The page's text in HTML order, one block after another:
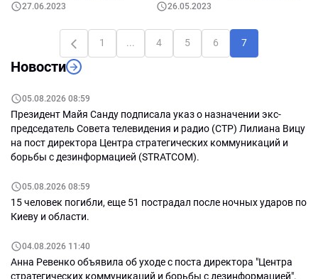
Лукашенко. Версия
Вагнеровцев. Ситуация на
фронте.
27.06.2023
нам Рамштайн. Официальный
26.05.2023
1 ... 4 5 6 7
Новости
05.08.2026 08:59
Президент Майя Санду подписала указ о назначении экс-
председатель Совета телевидения и радио (СТР) Лилиана Вицу
на пост директора Центра стратегических коммуникаций и
борьбы с дезинформацией (STRATCOM).
05.08.2026 08:59
15 человек погибли, еще 51 пострадал после ночных ударов по
Киеву и области.
04.08.2026 11:40
Анна Ревенко объявила об уходе с поста директора "Центра
стратегических коммуникаций и борьбы с дезинформацией".